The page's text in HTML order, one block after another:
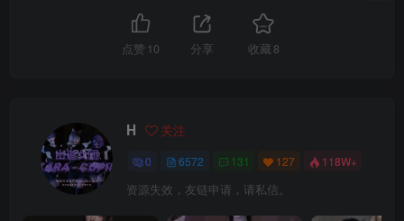
点赞 10 分享 收藏 8
H 关注
0 6572 131 127 118W+
资源失效，友链申请，请私信。